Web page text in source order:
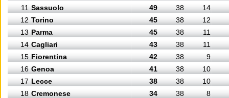
11 Sassuolo 49 38
14
12 Torino 45 38
12
13 Parma 45 38
11
14 Cagliari 43 38
11
15 Fiorentina 42 38
9
16 Genoa 41 38
10
17 Lecce 38 38
10
18 Cremonese 34 38
8